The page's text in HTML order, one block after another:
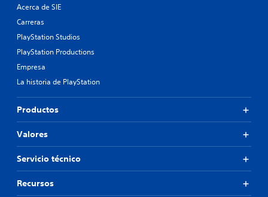
Acerca de SIE
Carreras
PlayStation Studios
PlayStation Productions
Empresa
La historia de PlayStation
Productos
Valores
Servicio técnico
Recursos